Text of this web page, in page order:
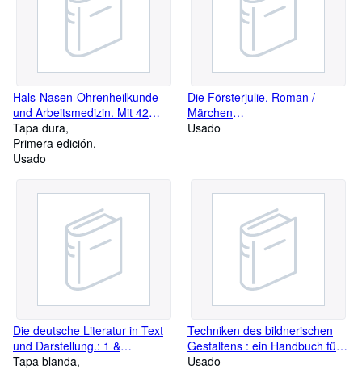
Hals-Nasen-Ohrenheilkunde
und Arbeitsmedizin. Mit 42
Abb. und 28 Tabellen von
Hans-Günther Dieroff . Unter
Mitarb. von Karl-Heinz
Tapa dura
Primera edición
Usado
Die Försterjulie. Roman /
Märchen
Preiselbeerkathrinchen und ihr
Usado
Die deutsche Literatur in Text
und Darstellung.: 1 &
2:Mittelalter; 3 Renaissance,
Tapa blanda
Techniken des bildnerischen
Gestaltens : ein Handbuch für
das Selbststudium und für die
Usado